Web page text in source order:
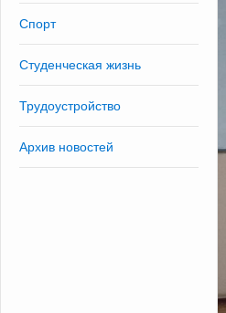
Спорт
Студенческая жизнь
Трудоустройство
Архив новостей